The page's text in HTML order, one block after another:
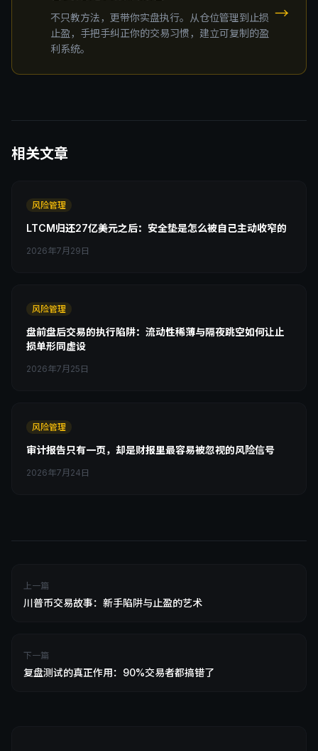
不只教方法，更带你实盘执行。从仓位管理到止损
止盈，手把手纠正你的交易习惯，建立可复制的盈
利系统。
→
相关文章
风险管理
LTCM归还27亿美元之后：安全垫是怎么被自己主动收窄的
2026年7月29日
风险管理
盘前盘后交易的执行陷阱：流动性稀薄与隔夜跳空如何让止
损单形同虚设
2026年7月25日
风险管理
审计报告只有一页，却是财报里最容易被忽视的风险信号
2026年7月24日
上一篇
川普币交易故事：新手陷阱与止盈的艺术
下一篇
复盘测试的真正作用：90%交易者都搞错了